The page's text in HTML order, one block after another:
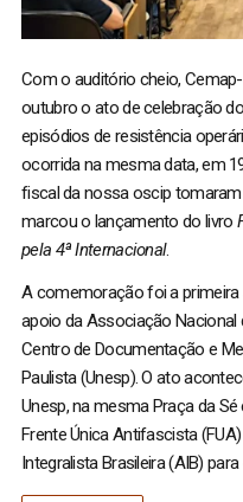
Com o auditório cheio,
outubro o ato de celebração
episódios de resistência
ocorrida na mesma data, em
fiscal da nossa oscip
marcou o lançamento do livro
pela 4ª Internacional.
A comemoração foi a primeira
apoio da Associação Nacional
Centro de Documentação e
Paulista (Unesp). O ato
Unesp, na mesma Praça da
Frente Única Antifascista
Integralista Brasileira (AIB) para